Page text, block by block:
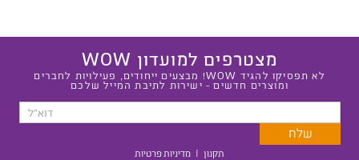
מצטרפים למועדון WOW
לא תפסיקו להגיד WOW! מבצעים ייחודים, פעילויות לחברים
ומוצרים חדשים - ישירות לתיבת המייל שלכם
תקנון | מדיניות פרטיות